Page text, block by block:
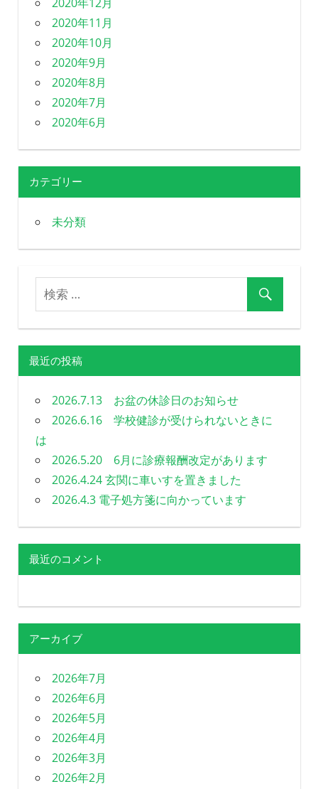
2020年11月
2020年10月
2020年9月
2020年8月
2020年7月
2020年6月
カテゴリー
未分類
最近の投稿
2026.7.13 お盆の休診日のお知らせ
2026.6.16 学校健診が受けられないときに
は
2026.5.20 6月に診療報酬改定があります
2026.4.24 玄関に車いすを置きました
2026.4.3 電子処方箋に向かっています
最近のコメント
アーカイブ
2026年7月
2026年6月
2026年5月
2026年4月
2026年3月
2026年2月